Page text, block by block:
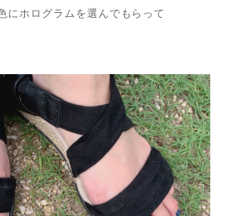
にホログラムを選んでもらって